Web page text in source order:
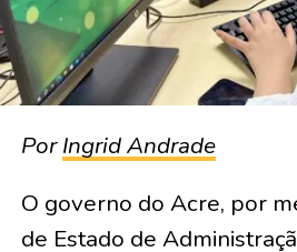
PorIngrid Andrade
O governo do Acre, por
de Estado de